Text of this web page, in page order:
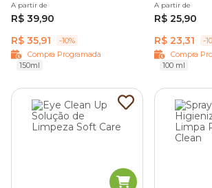
A partir de
R$ 39,90
R$ 35,91
-10%
Compra Programada
150ml
A partir de
R$ 25,90
R$ 23,31
-
Compra
100 ml